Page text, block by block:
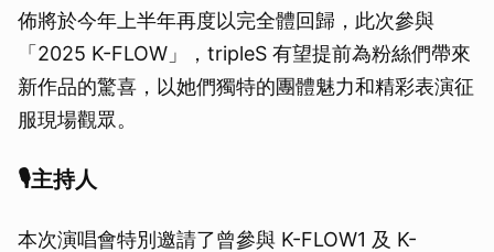
佈將於今年上半年再度以完全體回歸，此次參與
「2025 K-FLOW」，tripleS 有望提前為粉絲們帶來
新作品的驚喜，以她們獨特的團體魅力和精彩表演征
服現場觀眾。
🎙主持人
本次演唱會特別邀請了曾參與 K-FLOW1 及 K-